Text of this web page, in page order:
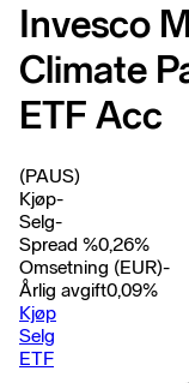
Invesco
Climate
ETF Acc
(PAUS)
Kjøp-
Selg-
Spread %0,26%
Omsetning (EUR)-
Årlig avgift0,09%
Kjøp
Selg
ETF